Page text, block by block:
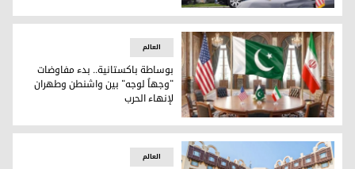
مفاوضات إيرانية أمريكية في باكستان: تبادل وثائق مكتوبة
بوساطة باكستانية.. بدء مفاوضات "وجهاً لوجه" بين واشنطن
العالم
بوساطة باكستانية.. بدء مفاوضات
"وجهاً لوجه" بين واشنطن وطهران
لإنهاء الحرب
العالم